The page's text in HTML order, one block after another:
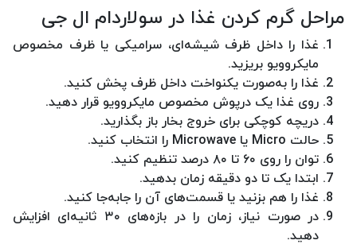
مراحل گرم کردن غذا در سولاردام ال جی
غذا را داخل ظرف شیشه‌ای، سرامیکی یا ظرف مخصوص
مایکروویو بریزید.
غذا را به‌صورت یکنواخت داخل ظرف پخش کنید.
روی غذا یک درپوش مخصوص مایکروویو قرار دهید.
دریچه کوچکی برای خروج بخار باز بگذارید.
حالت Micro یا Microwave را انتخاب کنید.
توان را روی ۶۰ تا ۸۰ درصد تنظیم کنید.
ابتدا یک تا دو دقیقه زمان بدهید.
غذا را هم بزنید یا قسمت‌های آن را جابه‌جا کنید.
در صورت نیاز، زمان را در بازه‌های ۳۰ ثانیه‌ای افزایش
دهید.